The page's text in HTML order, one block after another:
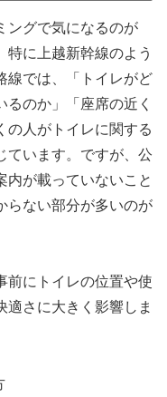
ングで気になるのが
特に上越新幹線のよう
線では、「トイレがど
のか」「座席の近く
の人がトイレに関する
ています。ですが、公
内が載っていないこと
らない部分が多いのが
前にトイレの位置や使
適さに大きく影響しま